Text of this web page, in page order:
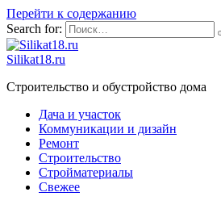
Перейти к содержанию
Search for:
Silikat18.ru
Строительство и обустройство дома
Дача и участок
Коммуникации и дизайн
Ремонт
Строительство
Стройматериалы
Свежее